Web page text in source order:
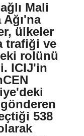
Mali
Ağı'na
ülkeler
trafiği ve
rolünü
ICIJ'in
538